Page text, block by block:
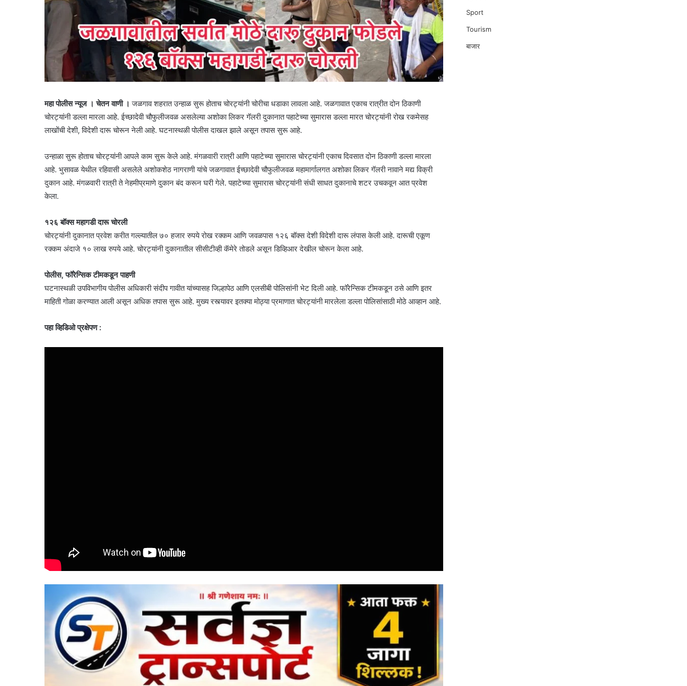
महा पोलीस न्यूज । चेतन वाणी । जळगाव शहरात उन्हाळ सुरू होताच चोरट्यांनी चोरीचा धडाका लावला आहे. जळगावात एकाच रात्रीत दोन ठिकाणी
चोरट्यांनी डल्ला मारला आहे. ईच्छादेवी चौफुलीजवळ असलेल्या अशोका लिकर गॅलरी दुकानात पहाटेच्या सुमारास डल्ला मारत चोरट्यांनी रोख रकमेसह
लाखोंची देशी, विदेशी दारू चोरून नेली आहे. घटनास्थळी पोलीस दाखल झाले असून तपास सुरू आहे.
उन्हाळा सुरू होताच चोरट्यांनी आपले काम सुरू केले आहे. मंगळवारी रात्री आणि पहाटेच्या सुमारास चोरट्यांनी एकाच दिवसात दोन ठिकाणी डल्ला मारला
आहे. भुसावळ येथील रहिवासी असलेले अशोकशेठ नागराणी यांचे जळगावात ईच्छादेवी चौफुलीजवळ महामार्गालगत अशोका लिकर गॅलरी नावाने मद्य विक्री
दुकान आहे. मंगळवारी रात्री ते नेहमीप्रमाणे दुकान बंद करून घरी गेले. पहाटेच्या सुमारास चोरट्यांनी संधी साधत दुकानाचे शटर उचकवून आत प्रवेश
केला.
१२६ बॉक्स महागडी दारू चोरली
चोरट्यांनी दुकानात प्रवेश करीत गल्ल्यातील ७० हजार रुपये रोख रक्कम आणि जवळपास १२६ बॉक्स देशी विदेशी दारू लंपास केली आहे. दारूची एकूण
रक्कम अंदाजे १० लाख रुपये आहे. चोरट्यांनी दुकानातील सीसीटीव्ही कॅमेरे तोडले असून डिव्हिआर देखील चोरून केला आहे.
पोलीस, फॉरेन्सिक टीमकडून पाहणी
घटनास्थळी उपविभागीय पोलीस अधिकारी संदीप गावीत यांच्यासह जिल्हापेठ आणि एलसीबी पोलिसांनी भेट दिली आहे. फॉरेन्सिक टीमकडून ठसे आणि इतर
माहिती गोळा करण्यात आली असून अधिक तपास सुरू आहे. मुख्य रस्त्यावर इतक्या मोठ्या प्रमाणात चोरट्यांनी मारलेला डल्ला पोलिसांसाठी मोठे आव्हान आहे.
पहा व्हिडिओ प्रक्षेपण :
Sport
Tourism
बाजार